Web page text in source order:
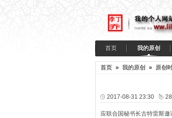
首页 我的原创
首页 » 我的原创 » 原创
2017-08-31 23:30
应联合国秘书长古特雷斯